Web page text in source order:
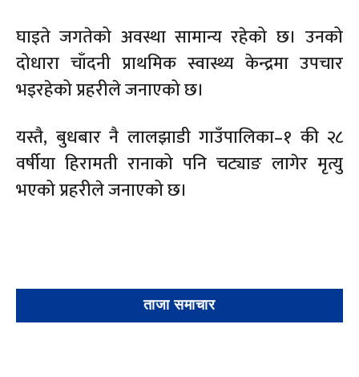
घाइते जगतेको अवस्था सामान्य रहेको छ। उनको
दोधारा चाँदनी प्राथमिक स्वास्थ्य केन्द्रमा उपचार
भइरहेको प्रहरीले जनाएको छ।
यस्तै, बुधबार नै लालझाडी गाउँपालिका–१ की २८
वर्षीया हिरामती रानाको पनि चट्याङ लागेर मृत्यु
भएको प्रहरीले जनाएको छ।
ताजा समाचार